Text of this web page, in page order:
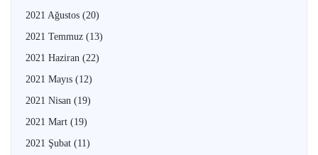
2021 Ağustos (20)
2021 Temmuz (13)
2021 Haziran (22)
2021 Mayıs (12)
2021 Nisan (19)
2021 Mart (19)
2021 Şubat (11)